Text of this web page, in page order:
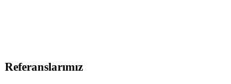
Referanslarımız